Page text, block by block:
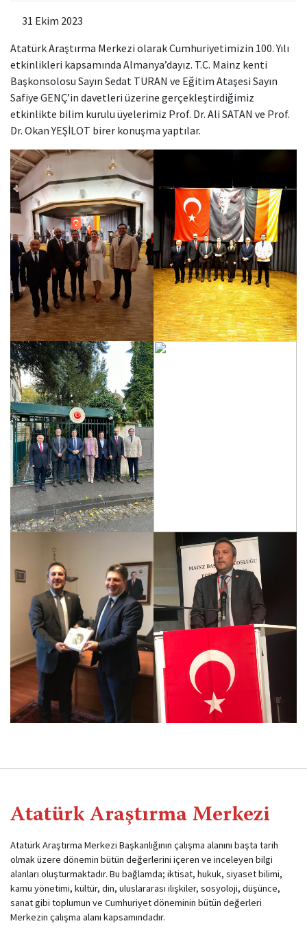
31 Ekim 2023
Atatürk Araştırma Merkezi olarak Cumhuriyetimizin 100. Yılı
etkinlikleri kapsamında Almanya’dayız. T.C. Mainz kenti
Başkonsolosu Sayın Sedat TURAN ve Eğitim Ataşesi Sayın
Safiye GENÇ’in davetleri üzerine gerçekleştirdiğimiz
etkinlikte bilim kurulu üyelerimiz Prof. Dr. Ali SATAN ve Prof.
Dr. Okan YEŞİLOT birer konuşma yaptılar.
Atatürk Araştırma Merkezi
Atatürk Araştırma Merkezi Başkanlığının çalışma alanını başta tarih
olmak üzere dönemin bütün değerlerini içeren ve inceleyen bilgi
alanları oluşturmaktadır. Bu bağlamda; iktisat, hukuk, siyaset bilimi,
kamu yönetimi, kültür, din, uluslararası ilişkiler, sosyoloji, düşünce,
sanat gibi toplumun ve Cumhuriyet döneminin bütün değerleri
Merkezin çalışma alanı kapsamındadır.